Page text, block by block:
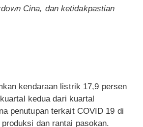
Cina, dan ketidakpastian
kendaraan listrik 17,9 persen
kedua dari kuartal
penutupan terkait COVID 19 di
dan rantai pasokan.